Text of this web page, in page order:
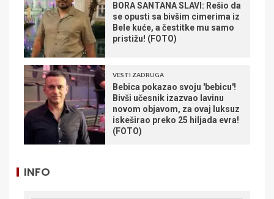
BORA SANTANA SLAVI: Rešio da
se opusti sa bivšim cimerima iz
Bele kuće, a čestitke mu samo
pristižu! (FOTO)
VESTI ZADRUGA
Bebica pokazao svoju 'bebicu'!
Bivši učesnik izazvao lavinu
novom objavom, za ovaj luksuz
iskeširao preko 25 hiljada evra!
(FOTO)
INFO